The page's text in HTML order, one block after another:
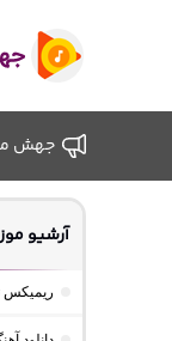
جهش
آرشیو
ریمیکس